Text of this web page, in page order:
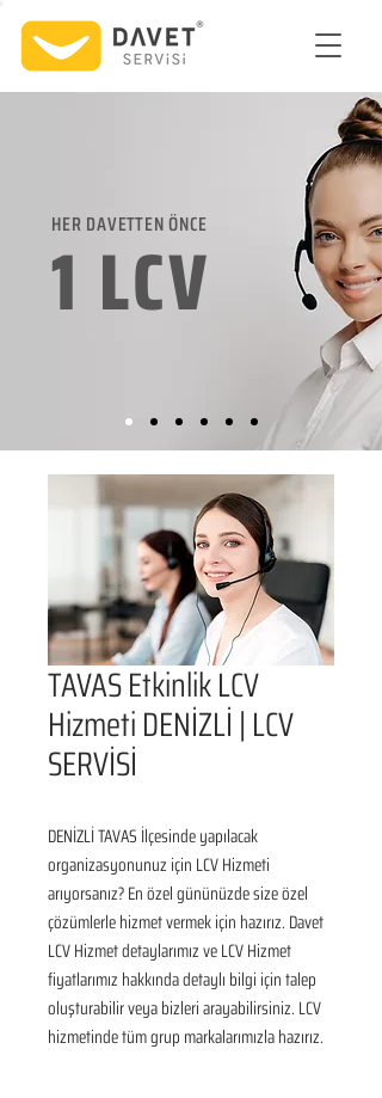
HER DAVETTEN ÖNCE
1 LCV
TAVAS Etkinlik LCV
Hizmeti DENİZLİ | LCV
SERVİSİ
DENİZLİ TAVAS İlçesinde yapılacak
organizasyonunuz için LCV Hizmeti
arıyorsanız? En özel gününüzde size özel
çözümlerle hizmet vermek için hazırız. Davet
LCV Hizmet detaylarımız ve LCV Hizmet
fiyatlarımız hakkında detaylı bilgi için talep
oluşturabilir veya bizleri arayabilirsiniz. LCV
hizmetinde tüm grup markalarımızla hazırız.